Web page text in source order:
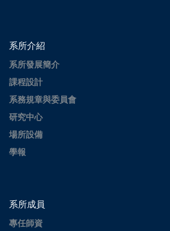
系所介紹
系所發展簡介
課程設計
系務規章與委員會
研究中心
場所設備
學報
系所成員
專任師資